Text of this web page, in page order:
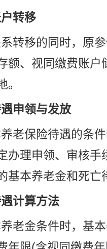
转移
转移的同时，原
额、视同缴费账户
申领与发放
老保险待遇的条
办理申领、审核手
基本养老金和死亡
计算方法
老金条件时，基